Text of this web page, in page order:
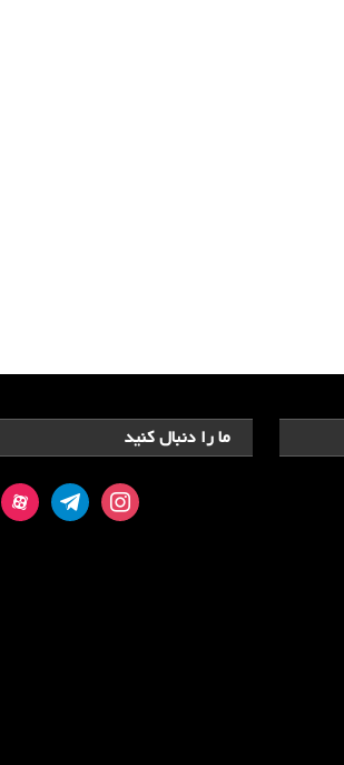
ما را دنبال کنید
instagram
telegram
aparat